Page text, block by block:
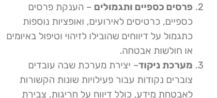
פרסים כספיים ותגמולים – הענקת פרסים
כספיים, כרטיסים לאירועים, ואופציות נוספות
כתגמול על דיווחים שהובילו לזיהוי וטיפול באיומים
או חולשות אבטחה.
מערכת ניקוד– יצירת מערכת שבה עובדים
צוברים נקודות עבור פעילויות שונות הקשורות
לאבטחת מידע, כולל דיווח על חריגות. צבירת